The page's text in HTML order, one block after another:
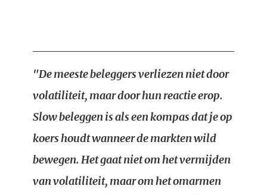
"De meeste beleggers verliezen niet door
volatiliteit, maar door hun reactie erop.
Slow beleggen is als een kompas dat je op
koers houdt wanneer de markten wild
bewegen. Het gaat niet om het vermijden
van volatiliteit, maar om het omarmen